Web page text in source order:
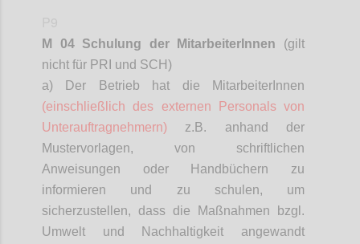
M 04 Schulung der MitarbeiterInnen
(gilt
nicht für PRI und SCH)
a) Der Betrieb hat die
MitarbeiterInnen
(einschließlich des externen Personals von
Unterauftragnehmern) z.B. anhand der
Mustervorlagen, von schriftlichen
Anweisungen oder Handbüchern zu
informieren und zu schulen, um
sicherzustellen, dass die Maßnahmen bzgl.
Umwelt und Nachhaltigkeit angewandt